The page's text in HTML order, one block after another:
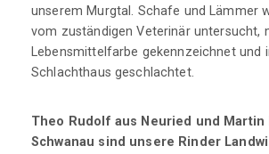
unserem Murgtal. Schafe und Lämmer
vom zuständigen Veterinär untersucht,
Lebensmittelfarbe gekennzeichnet und
Schlachthaus geschlachtet.
Theo Rudolf aus Neuried und Martin
Schwanau sind unsere Rinder